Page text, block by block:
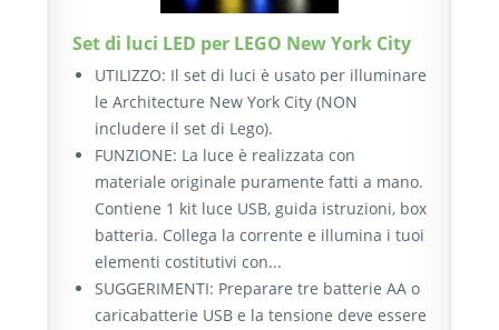
Set di luci LED per LEGO New York City
UTILIZZO: Il set di luci è usato per illuminare
le Architecture New York City (NON
includere il set di Lego).
FUNZIONE: La luce è realizzata con
materiale originale puramente fatti a mano.
Contiene 1 kit luce USB, guida istruzioni, box
batteria. Collega la corrente e illumina i tuoi
elementi costitutivi con...
SUGGERIMENTI: Preparare tre batterie AA o
caricabatterie USB e la tensione deve essere